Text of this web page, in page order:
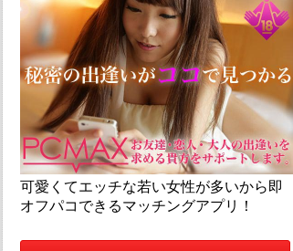
可愛くてエッチな若い女性が多いから即
オフパコできるマッチングアプリ！